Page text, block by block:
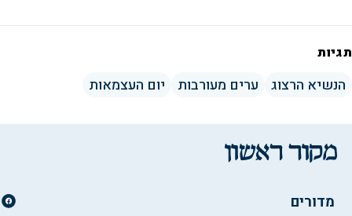
תגיות
הנשיא הרצוג ערים מעורבות יום העצמאות
מדורים